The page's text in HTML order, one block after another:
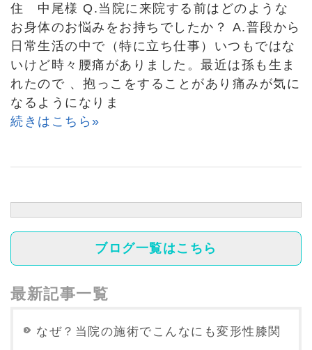
住 中尾様 Q.当院に来院する前はどのような
お身体のお悩みをお持ちでしたか？ A.普段から
日常生活の中で（特に立ち仕事）いつもではな
いけど時々腰痛がありました。最近は孫も生ま
れたので 、抱っこをすることがあり痛みが気に
なるようになりま
続きはこちら»
ブログ一覧はこちら
最新記事一覧
なぜ？当院の施術でこんなにも変形性膝関